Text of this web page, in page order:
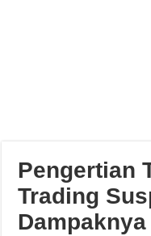
Pengertian
Trading